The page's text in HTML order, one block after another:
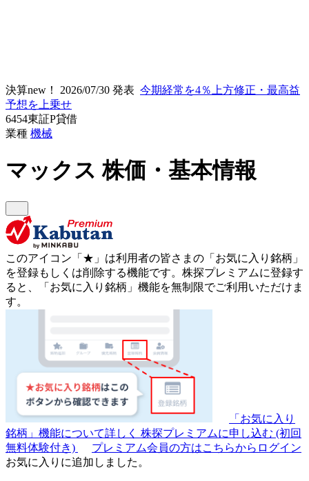
決算new！ 2026/07/30 発表 今期経常を4％上方修正・最高益
予想を上乗せ
6454東証P貸借
業種 機械
マックス株価・基本情報
このアイコン 「★」 は利用者の皆さまの 「お気に入り銘柄」
を登録もしくは削除する機能です。 株探プレミアムに登録す
ると、「お気に入り銘柄」機能を無制限でご利用いただけま
す。
「お気に入り
銘柄」機能について詳しく 株探プレミアムに申し込む (初回
無料体験付き)
プレミアム会員の方はこちらからログイン
お気に入りに追加しました。